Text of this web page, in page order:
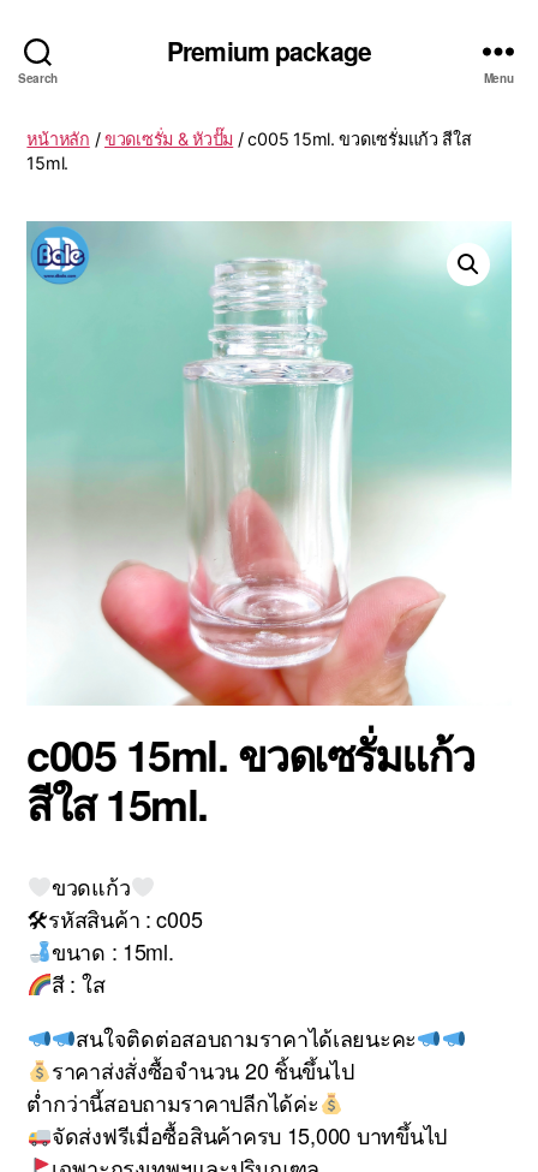
Search
Premium package
Menu
หน้าหลัก /ขวดเซรั่ม & หัวปั๊ม / c005 15ml. ขวดเซรั่มแก้ว สีใส
15ml.
c005 15ml. ขวดเซรั่มแก้ว
สีใส 15ml.
ขวดแก้ว
🛠รหัสสินค้า : c005
ขนาด : 15ml.
สี : ใส
สนใจติดต่อสอบถามราคาได้เลยนะคะ
ราคาส่งสั่งซื้อจำนวน 20 ชิ้นขึ้นไป
ต่ำกว่านี้สอบถามราคาปลีกได้ค่ะ
จัดส่งฟรีเมื่อซื้อสินค้าครบ 15,000 บาทขึ้นไป